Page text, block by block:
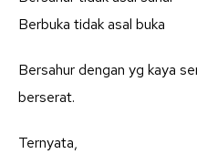
Berbuka tidak asal buka
Bersahur dengan yg kaya
berserat.
Ternyata,